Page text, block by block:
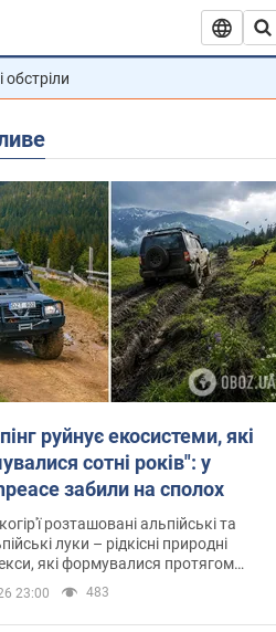
обстріли
руйнує екосистеми, які
сотні років": у
забили на сполох
розташовані альпійські та
луки – рідкісні природні
які формувалися протягом
23:00 483